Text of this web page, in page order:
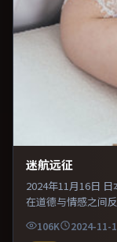
迷航远征
2024年11月16日
在道德与情感之间
与特写交替强化压
潜力不俗。
106K 2024-11-